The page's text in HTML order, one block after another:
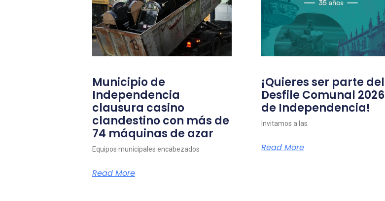
Municipio de
Independencia
clausura casino
clandestino con más de
74 máquinas de azar
Equipos municipales encabezados
Read More
¡Quieres ser parte del
Desfile Comunal 2026
de Independencia!
Invitamos a las
Read More